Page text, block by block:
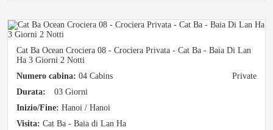
Cat Ba Ocean Crociera 08 - Crociera Privata - Cat Ba - Baia Di Lan
Ha 3 Giorni 2 Notti
Numero cabina: 04 Cabins
Private
Durata:
03 Giorni
Inizio/Fine: Hanoi / Hanoi
Visita: Cat Ba - Baia di Lan Ha